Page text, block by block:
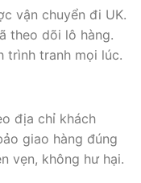
vận chuyển đi UK.
theo dõi lô hàng.
trình tranh mọi lúc.
địa chỉ khách
giao hàng đúng
vẹn, không hư hại.